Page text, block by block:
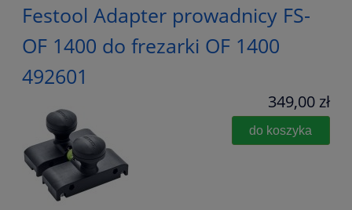
Festool Adapter prowadnicy FS-
OF 1400 do frezarki OF 1400
492601
349,00 zł
do koszyka